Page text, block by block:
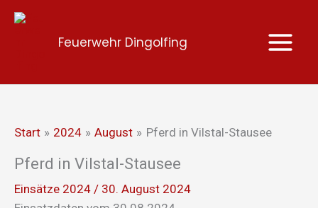
Zum
Feuerwehr Dingolfing
Start 2024 August Pferd in Vilstal-Stausee
Pferd in Vilstal-Stausee
Einsätze 2024 / 30. August 2024